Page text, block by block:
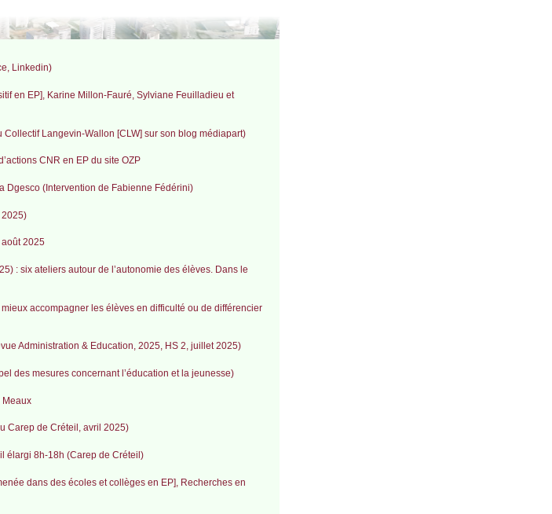
Linkedin)
en EP], Karine Millon-Fauré, Sylviane Feuilladieu et
Langevin-Wallon [CLW] sur son blog médiapart)
CNR en EP du site OZP
Dgesco (Intervention de Fabienne Fédérini)
2025)
2025
: six ateliers autour de l’autonomie des élèves. Dans le
accompagner les élèves en difficulté ou de différencier
Administration & Education, 2025, HS 2, juillet 2025)
des mesures concernant l’éducation et la jeunesse)
Meaux
Carep de Créteil, avril 2025)
élargi 8h-18h (Carep de Créteil)
dans des écoles et collèges en EP], Recherches en